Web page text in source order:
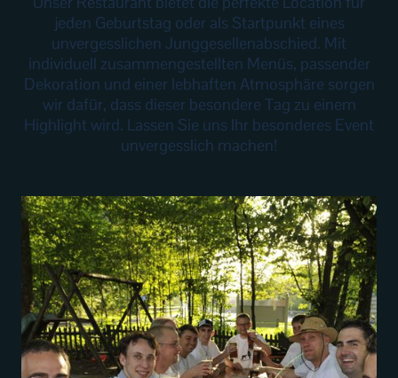
jeden Geburtstag oder als Startpunkt eines
unvergesslichen Junggesellenabschied. Mit
individuell zusammengestellten Menüs, passender
Dekoration und einer lebhaften Atmosphäre sorgen
wir dafür, dass dieser besondere Tag zu einem
Highlight wird. Lassen Sie uns Ihr besonderes Event
unvergesslich machen!